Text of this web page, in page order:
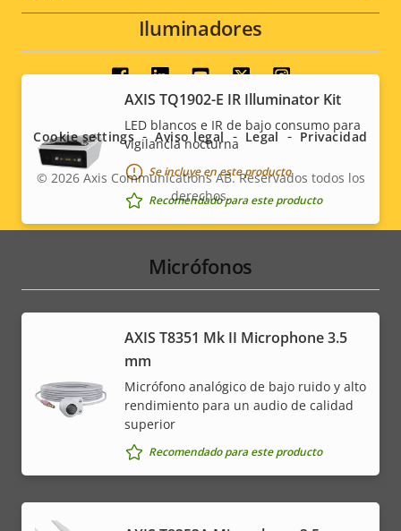
Iluminadores
AXIS TQ1902-E IR Illuminator Kit
LED blancos e IR de bajo consumo para
vigilancia nocturna
Se incluye en este producto
Recomendado para este producto
Micrófonos
AXIS T8351 Mk II Microphone 3.5
mm
Micrófono analógico de bajo ruido y alto
rendimiento para un audio de calidad
superior
Recomendado para este producto
Social
menu
Legal
© 2026Axis Communications AB. Reservados todos los
derechos.
Cookie settings Aviso legal Legal Privacidad